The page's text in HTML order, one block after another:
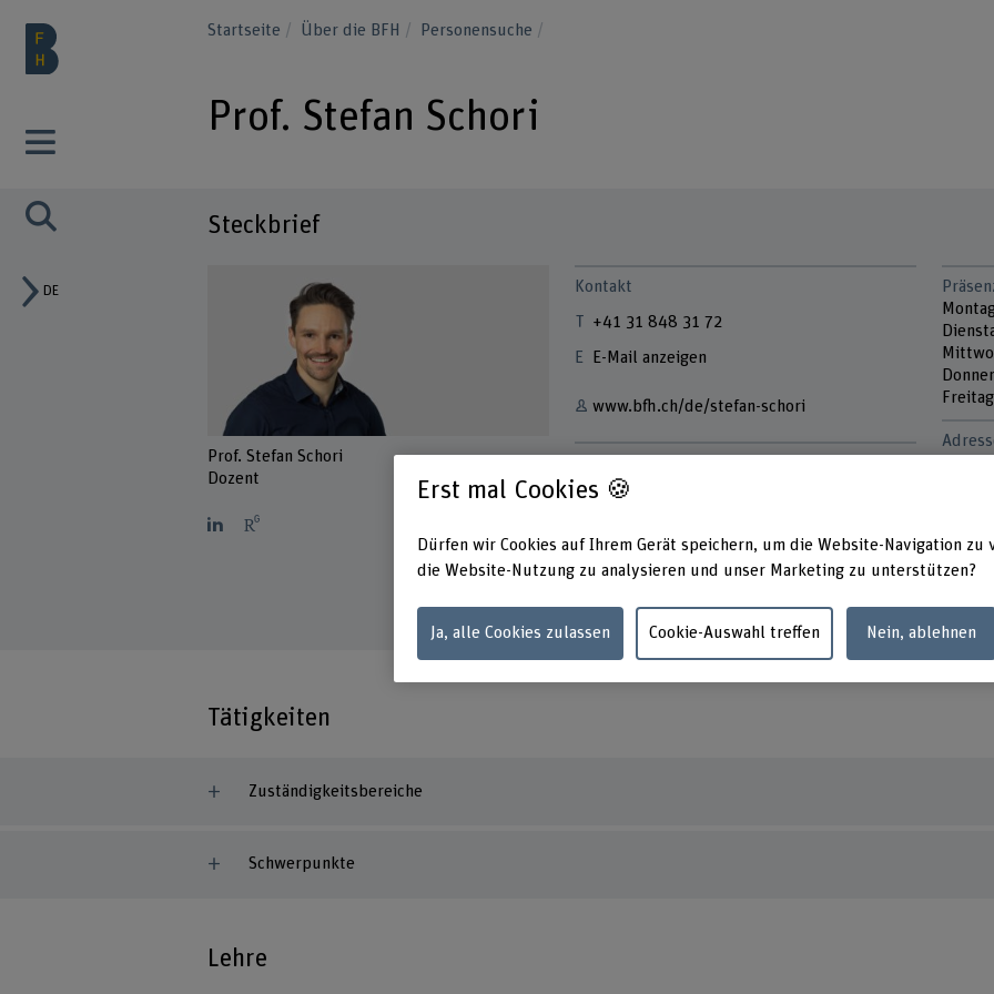
DE
Startseite Über die BFH Personensuche
Prof. Stefan Schori
Steckbrief
Prof. Stefan Schori
Dozent
Kontakt
+41 31 848 31 72
E-Mail anzeigen
www.bfh.ch/de/stefan-schori
www.bfh.ch/energy
www.bfh.ch/de/forschung/forschungsberei
che/labor-elektrizitaetsnetze/
Freitag
2503
Tätigkeiten
Zuständigkeitsbereiche
Schwerpunkte
Lehre
Erst mal Cookies 🍪
Dürfen wir Cookies auf Ihrem Gerät speichern, um die Website-Navigation zu
die Website-Nutzung zu analysieren und unser Marketing zu unterstützen?
Ja, alle Cookies zulassen Cookie-Auswahl treffen Nein, ablehnen